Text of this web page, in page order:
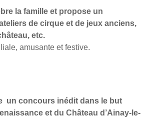
la famille et propose un
de cirque et de jeux anciens,
etc.
amusante et festive.
un concours inédit dans le but
et du Château d’Ainay-le-